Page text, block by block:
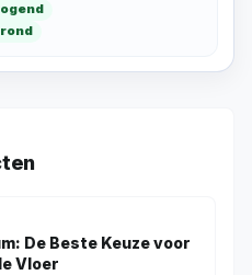
De Beste Keuze voor
Vloer